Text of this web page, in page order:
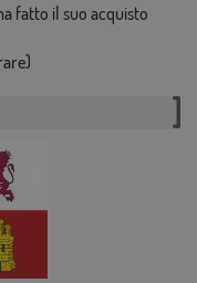
ha fatto il suo acquisto